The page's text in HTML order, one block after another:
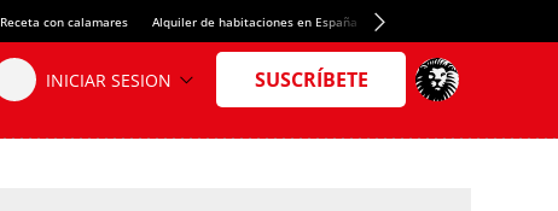
Receta con calamares Alquiler de habitaciones en España Crédito del Spotify Camp Nou